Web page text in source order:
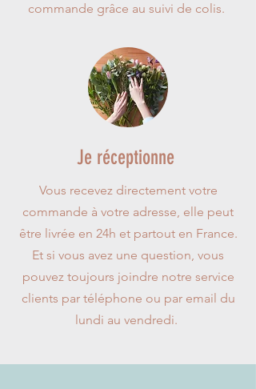
commande grâce au suivi de colis.
Je réceptionne
Vous recevez directement votre
commande à votre adresse, elle peut
être livrée en 24h et partout en France.
Et si vous avez une question, vous
pouvez toujours joindre notre service
clients par téléphone ou par email du
lundi au vendredi.